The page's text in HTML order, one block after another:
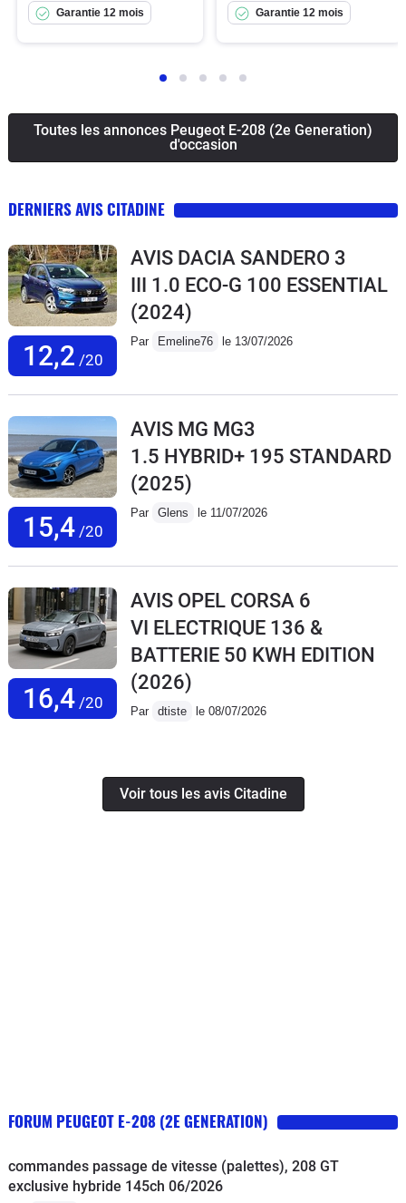
Garantie 12 mois Garantie 12 mois
Toutes les annonces Peugeot E-208 (2e Generation)
d'occasion
DERNIERS AVIS CITADINE
12,2 /20
AVIS DACIA SANDERO 3
III 1.0 ECO-G 100 ESSENTIAL
(2024)
Par Emeline76 le 13/07/2026
15,4/20
AVIS MG MG3
1.5 HYBRID+ 195 STANDARD
(2025)
Par Glens le 11/07/2026
16,4/20
AVIS OPEL CORSA 6
VI ELECTRIQUE 136 &
BATTERIE 50 KWH EDITION
(2026)
Par dtiste le 08/07/2026
Voir tous les avis Citadine
FORUM PEUGEOT E-208 (2E GENERATION)
commandes passage de vitesse (palettes), 208 GT
exclusive hybride 145ch 06/2026